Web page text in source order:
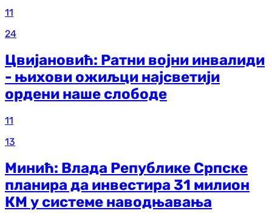
11
24
Цвијановић: Ратни војни инвалиди
- њихови ожиљци најсветији
ордени наше слободе
11
13
Минић: Влада Републике Српске
планира да инвестира 31 милион
КМ у системе наводњавања